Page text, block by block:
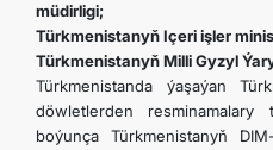
müdirligi;
Türkmenistanyň Içeri işler
Türkmenistanyň Milli Gyzyl
Türkmenistanda ýaşaýan
döwletlerden
boýunça Türkmenistanyň